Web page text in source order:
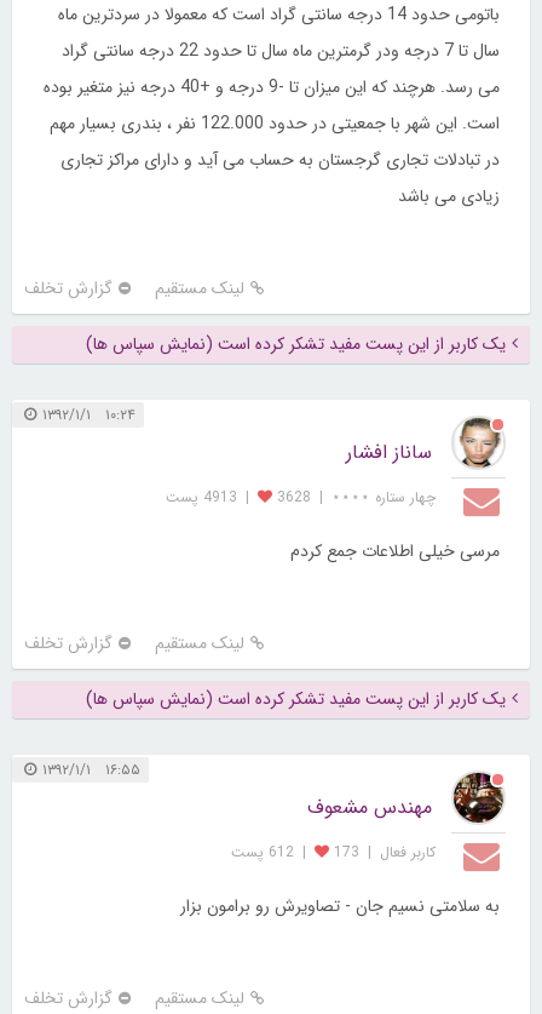
باتومی حدود 14 درجه سانتی گراد است که معمولا در سردترین ماه
سال تا 7 درجه ودر گرمترین ماه سال تا حدود 22 درجه سانتی گراد
می رسد. هرچند که این میزان تا -9 درجه و +40 درجه نیز متغیر بوده
است. این شهر با جمعیتی در حدود 122.000 نفر ، بندری بسیار مهم
در تبادلات تجاری گرجستان به حساب می آید و دارای مراکز تجاری
زیادی می باشد
لینک مستقیم گزارش تخلف
یک کاربر از این پست مفید تشکر کرده است (نمایش سپاس ها)
۱۰:۲۴ ۱۳۹۲/۱/۱
ساناز افشار
چهار ستاره ⋆⋆⋆⋆ |
3628
| 4913 پست
مرسی خیلی اطلاعات جمع کردم
لینک مستقیم گزارش تخلف
یک کاربر از این پست مفید تشکر کرده است (نمایش سپاس ها)
۱۶:۵۵ ۱۳۹۲/۱/۱
مهندس مشعوف
کاربر فعال |
173
| 612 پست
به سلامتی نسیم جان - تصاویرش رو برامون بزار
لینک مستقیم گزارش تخلف